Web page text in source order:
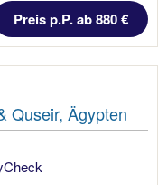
Preis p.P. ab 880 €
Quseir, Ägypten